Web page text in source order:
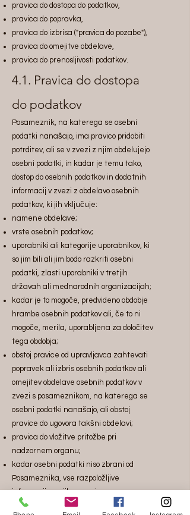
pravica do dostopa do podatkov,
pravica do popravka,
pravica do izbrisa ("pravica do pozabe"),
pravica do omejitve obdelave,
pravica do prenosljivosti podatkov.
4.1. Pravica do dostopa
do podatkov
Posameznik, na katerega se osebni
podatki nanašajo, ima pravico pridobiti
potrditev, ali se v zvezi z njim obdelujejo
osebni podatki, in kadar je temu tako,
dostop do osebnih podatkov in dodatnih
informacij v zvezi z obdelavo osebnih
podatkov, ki jih vključuje:
namene obdelave;
vrste osebnih podatkov;
uporabniki ali kategorije uporabnikov, ki
so jim bili ali jim bodo razkriti osebni
podatki, zlasti uporabniki v tretjih
državah ali mednarodnih organizacijah;
kadar je to mogoče, predvideno obdobje
hrambe osebnih podatkov ali, če to ni
mogoče, merila, uporabljena za določitev
tega obdobja;
obstoj pravice od upravljavca zahtevati
popravek ali izbris osebnih podatkov ali
omejitev obdelave osebnih podatkov v
zvezi s posameznikom, na katerega se
osebni podatki nanašajo, ali obstoj
pravice do ugovora takšni obdelavi;
pravica do vložitve pritožbe pri
nadzornem organu;
kadar osebni podatki niso zbrani od
Posameznika, vse razpoložljive
informacije o njihovem viru;
obstoj avtomatiziranega odločanja,